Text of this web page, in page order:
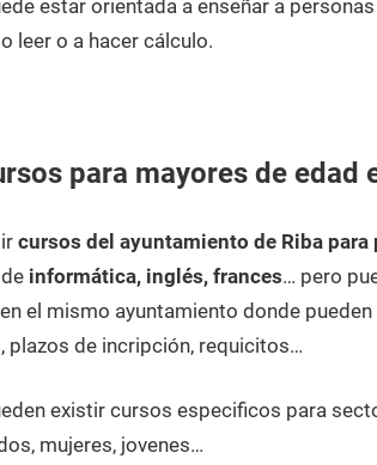
estar orientada a enseñar a
leer o a hacer cálculo.
para mayores de edad
cursos del ayuntamiento de Riba para
informática, inglés, frances… pero
el mismo ayuntamiento donde
plazos de incripción, requicitos…
existir cursos especificos para
mujeres, jovenes…